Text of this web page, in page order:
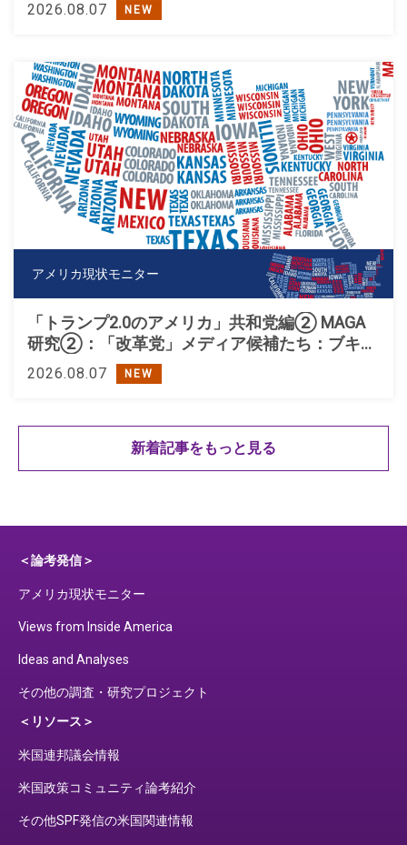
2026.08.07 NEW
2026.08.07 NEW
「トランプ2.0のアメリカ」共和党編② MAGA
研究②：「改革党」メディア候補たち：ブキャ
ナン、ペロー、トランプ
アメリカ現状モニター
新着記事をもっと見る
＜論考発信＞
アメリカ現状モニター
Views from Inside America
Ideas and Analyses
その他の調査・研究プロジェクト
＜リソース＞
米国連邦議会情報
米国政策コミュニティ論考紹介
その他SPF発信の米国関連情報